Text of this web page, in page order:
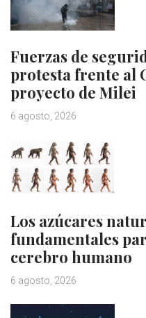
Fuerzas de
protesta frente al
proyecto de Milei
6 agosto, 2026
Los azúcares
fundamentales
cerebro humano
6 agosto, 2026